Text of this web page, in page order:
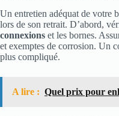
Un entretien adéquat de votre
lors de son retrait. D’abord,
connexions et les bornes.
et exemptes de corrosion. Un
plus compliqué.
A lire : Quel prix pour